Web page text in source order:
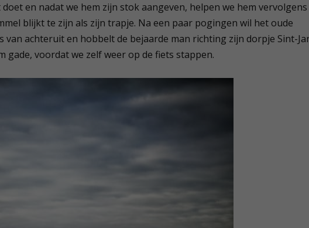
en nadat we hem zijn stok aangeven, helpen we hem vervolgens
blijkt te zijn als zijn trapje. Na een paar pogingen wil het oude
van achteruit en hobbelt de bejaarde man richting zijn dorpje Sint-
gade, voordat we zelf weer op de fiets stappen.